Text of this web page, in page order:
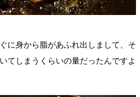
に身から脂があふれ出しまして、そ
てしまうくらいの量だったんですよ